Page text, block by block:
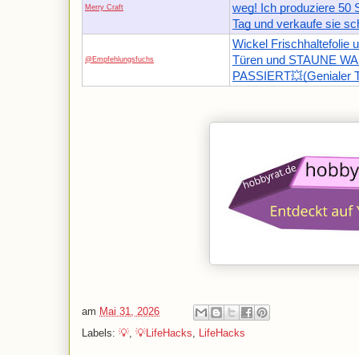
Merry Craft
weg! Ich produziere 50
Tag und verkaufe sie
@Empfehlungsfuchs
Wickel Frischhaltefolie
Türen und STAUNE
PASSIERT💥(Genialer
am Mai 31, 2026
Labels: 💡 💡LifeHacks LifeHacks